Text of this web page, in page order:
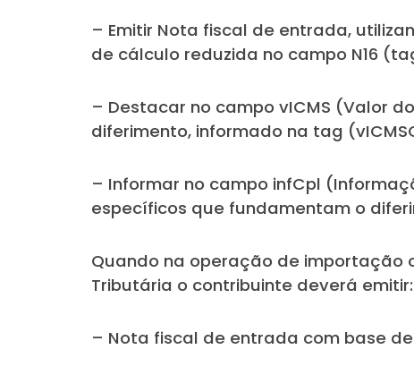
– Emitir Nota fiscal de entrada,
de cálculo reduzida no campo N16
– Destacar no campo vICMS (Valor
diferimento, informado na tag
– Informar no campo infCpl
específicos que fundamentam o
Quando na operação de importação
Tributária o contribuinte deverá emitir:
– Nota fiscal de entrada com base